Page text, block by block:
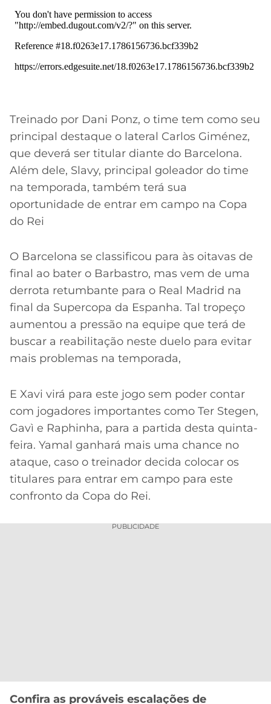
Treinado por Dani Ponz, o time tem como seu
principal destaque o lateral Carlos Giménez,
que deverá ser titular diante do Barcelona.
Além dele, Slavy, principal goleador do time
na temporada, também terá sua
oportunidade de entrar em campo na Copa
do Rei
O Barcelona se classificou para às oitavas de
final ao bater o Barbastro, mas vem de uma
derrota retumbante para o Real Madrid na
final da Supercopa da Espanha. Tal tropeço
aumentou a pressão na equipe que terá de
buscar a reabilitação neste duelo para evitar
mais problemas na temporada,
E Xavi virá para este jogo sem poder contar
com jogadores importantes como Ter Stegen,
Gavì e Raphinha, para a partida desta quinta-
feira. Yamal ganhará mais uma chance no
ataque, caso o treinador decida colocar os
titulares para entrar em campo para este
confronto da Copa do Rei.
PUBLICIDADE
Confira as prováveis escalações de